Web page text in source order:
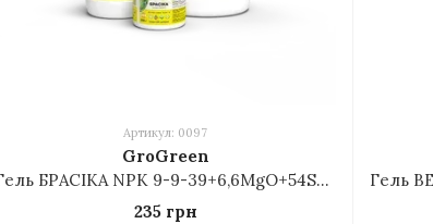
Артикул: 0097
GroGreen
Гель БРАСІКА NPK 9-9-39+6,6MgO+54SOз + TE 0,2кг
235 грн